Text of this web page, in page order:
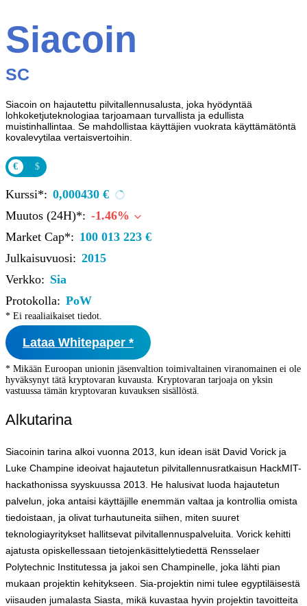
Siacoin
SC
Siacoin on hajautettu pilvitallennusalusta, joka hyödyntää
lohkoketjuteknologiaa tarjoamaan turvallista ja edullista
muistinhallintaa. Se mahdollistaa käyttäjien vuokrata käyttämätöntä
kovalevytilaa vertaisvertoihin.
€ $
Kurssi*: 0,000430 €
Muutos (24H)*: -1.46%
Market Cap*: 100 013 223 €
Julkaisuvuosi: 2015
Verkko: Sia
Protokolla: PoW
* Ei reaaliaikaiset tiedot.
Lataa Whitepaper *
* Mikään Euroopan unionin jäsenvaltion toimivaltainen viranomainen ei ole
hyväksynyt tätä kryptovaran kuvausta. Kryptovaran tarjoaja on yksin
vastuussa tämän kryptovaran kuvauksen sisällöstä.
Alkutarina
Siacoinin tarina alkoi vuonna 2013, kun idean isät David Vorick ja
Luke Champine ideoivat hajautetun pilvitallennusratkaisun HackMIT-
hackathonissa syyskuussa 2013. He halusivat luoda hajautetun
palvelun, joka antaisi käyttäjille enemmän valtaa ja kontrollia omista
tiedoistaan, ja olivat turhautuneita siihen, miten suuret
teknologiayritykset hallitsevat pilvitallennuspalveluita. Vorick kehitti
ajatusta opiskellessaan tietojenkäsittelytiedettä Rensselaer
Polytechnic Institutessa ja jakoi sen Champinelle, joka lähti pian
mukaan projektin kehitykseen. Sia-projektin nimi tulee egyptiläisestä
viisauden jumalasta Siasta, mikä kuvastaa hyvin projektin tavoitteita